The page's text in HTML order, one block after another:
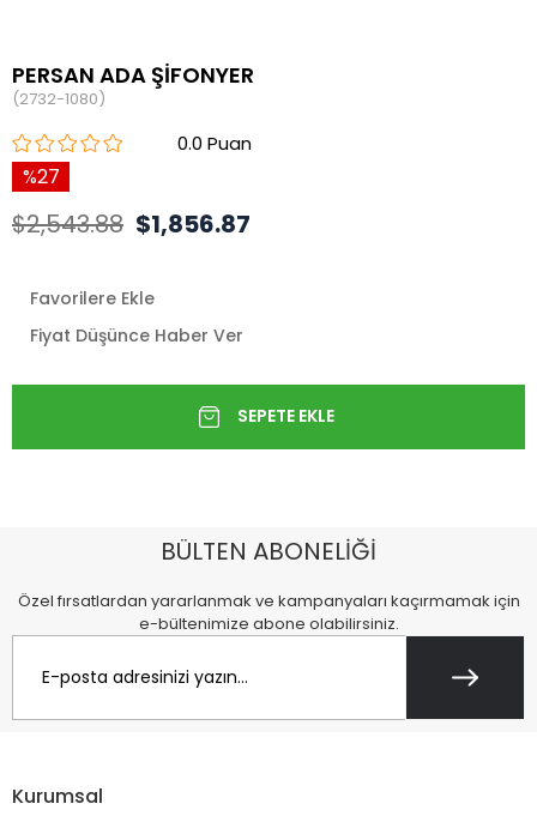
PERSAN ADA ŞİFONYER
(2732-1080)
0.0
27
$2,543.88 $1,856.87
Favorilere Ekle
Fiyat Düşünce Haber Ver
BÜLTEN ABONELİĞİ
Özel fırsatlardan yararlanmak ve kampanyaları kaçırmamak için
e-bültenimize abone olabilirsiniz.
Kurumsal